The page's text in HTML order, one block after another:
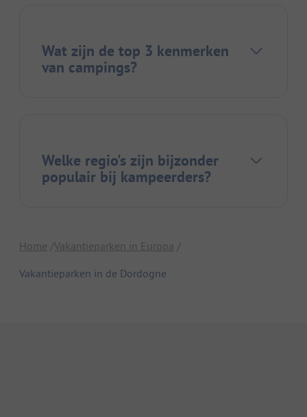
Wat zijn de top 3 kenmerken
van campings?
Welke regio's zijn bijzonder
populair bij kampeerders?
Home Vakantieparken in Europa
Vakantieparken in de Dordogne